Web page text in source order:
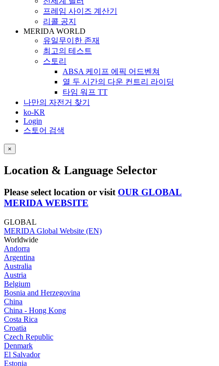
프레임 사이즈 계산기
리콜 공지
MERIDA WORLD
유일무이한 존재
최고의 테스트
스토리
ABSA 케이프 에픽 어드벤쳐
열 두 시간의 다운 컨트리 라이딩
타임 워프 TT
나만의 자전거 찾기
ko-KR
Login
스토어 검색
×
Location & Language Selector
Please select location or visit OUR GLOBAL
MERIDA WEBSITE
GLOBAL
MERIDA Global Website (EN)
Worldwide
Andorra
Argentina
Australia
Austria
Belgium
Bosnia and Herzegovina
China
China - Hong Kong
Costa Rica
Croatia
Czech Republic
Denmark
El Salvador
Estonia